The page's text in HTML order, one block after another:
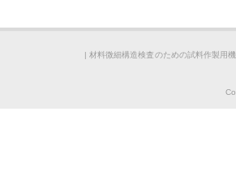
| 材料微細構造検査のための試料作製用